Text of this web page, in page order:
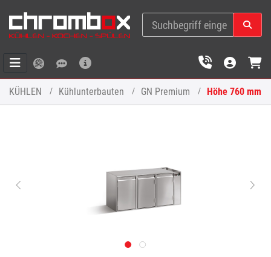
KÜHLEN Kühlunterbauten GN Premium Höhe 760 mm